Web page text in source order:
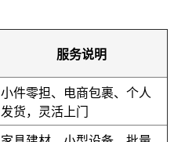
服务说明
小件零担、电商包裹、个人
发货，灵活上门